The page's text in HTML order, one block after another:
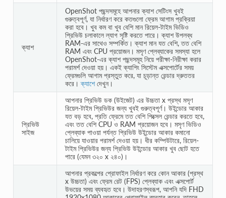
ক্যাশ
OpenShot পছন্দসমূহে আপনার ক্যাশ সেটিংস খুবই
গুরুত্বপূর্ণ, যা নির্ধারণ করে কতগুলো ফ্রেম আগাম প্রক্রিয়া
করা হবে। খুব কম বা খুব বেশি মান রিয়েল-টাইম ভিডিও
প্রিভিউ চলাকালে ল্যাগ সৃষ্টি করতে পারে। ক্যাশ উপলব্ধ
RAM-এর সাথেও সম্পর্কিত। ক্যাশ মান যত বেশি, তত বেশি
RAM এবং CPU প্রয়োজন। মসৃণ প্লেব্যাকের সমস্যা হলে
OpenShot-এর ক্যাশ পছন্দসমূহ নিয়ে পরীক্ষা-নিরীক্ষা করার
পরামর্শ দেওয়া হয়। একই ক্যাশিং সিস্টেম এক্সপোর্টের সময়
ফ্রেমগুলি আগাম প্রস্তুত করে, যা চূড়ান্ত রেন্ডার দ্রুততর
করে।ক্যাশেদেখুন।
প্রিভিউ
সাইজ
আপনার প্রিভিউ ডক (উইজেট) এর উচ্চতা x প্রস্থ মসৃণ
রিয়েল-টাইম প্রিভিউর জন্য খুবই গুরুত্বপূর্ণ। উইন্ডোর আকার
যত বড় হবে, প্রতি ফ্রেমে তত বেশি পিক্সেল রেন্ডার করতে হবে,
এবং তত বেশি CPU ও RAM প্রয়োজন হবে। মসৃণ ভিডিও
প্লেব্যাক পাওয়া পর্যন্ত প্রিভিউ উইন্ডোর আকার কমানো
চালিয়ে যাওয়ার পরামর্শ দেওয়া হয়। ধীর কম্পিউটারে, রিয়েল-
টাইম প্রিভিউর জন্য প্রিভিউ উইন্ডোর আকার খুব ছোট হতে
পারে (যেমন ৩২০ x ২৪০)।
আপনার প্রকল্পের প্রোফাইল নির্ধারণ করে কোন আকার (প্রস্থ
x উচ্চতা) এবং ফ্রেম রেট (FPS) প্লেব্যাক এবং এক্সপোর্ট
উভয়ের সময় ব্যবহৃত হবে। উদাহরণস্বরূপ, আপনি যদি FHD